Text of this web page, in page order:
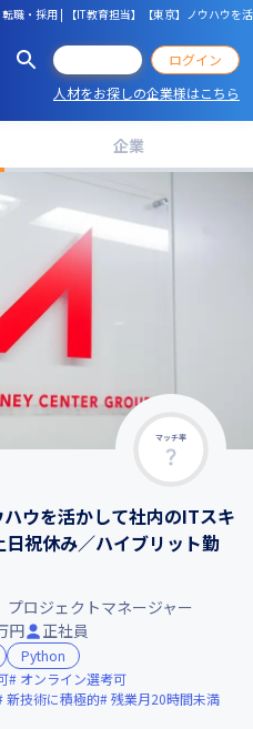
職・採用 | 【IT教育担当】【東京】ノウハウ
ログイン
人材をお探しの企業様はこちら
企業
マッチ率
ウを活かして社内のITスキ
祝休み／ハイブリット勤
ロジェクトマネージャー
円 正社員
Python
オンライン選考可
新技術に積極的 残業月20時間未満